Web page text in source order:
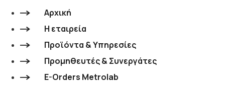
Αρχική
Η εταιρεία
Προϊόντα & Υπηρεσίες
Προμηθευτές & Συνεργάτες
E-Orders Metrolab